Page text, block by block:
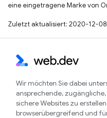
eine eingetragene Marke von
Zuletzt aktualisiert: 2020-12-08
Wir möchten Sie dabei
ansprechende,
sichere Websites zu
browserübergreifend und